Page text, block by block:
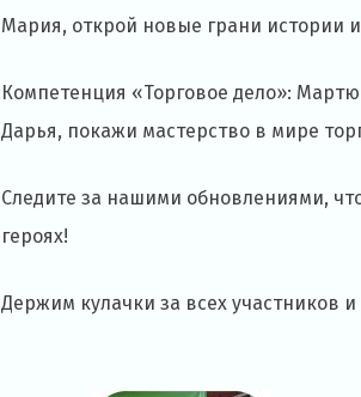
Мария, открой новые грани истории
Компетенция «Торговое дело»:
Дарья, покажи мастерство в мире
Следите за нашими обновлениями,
героях!
Держим кулачки за всех участников